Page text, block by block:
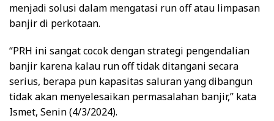
menjadi solusi dalam mengatasi run off atau limpasan
banjir di perkotaan.
“PRH ini sangat cocok dengan strategi pengendalian
banjir karena kalau run off tidak ditangani secara
serius, berapa pun kapasitas saluran yang dibangun
tidak akan menyelesaikan permasalahan banjir,” kata
Ismet, Senin (4/3/2024).